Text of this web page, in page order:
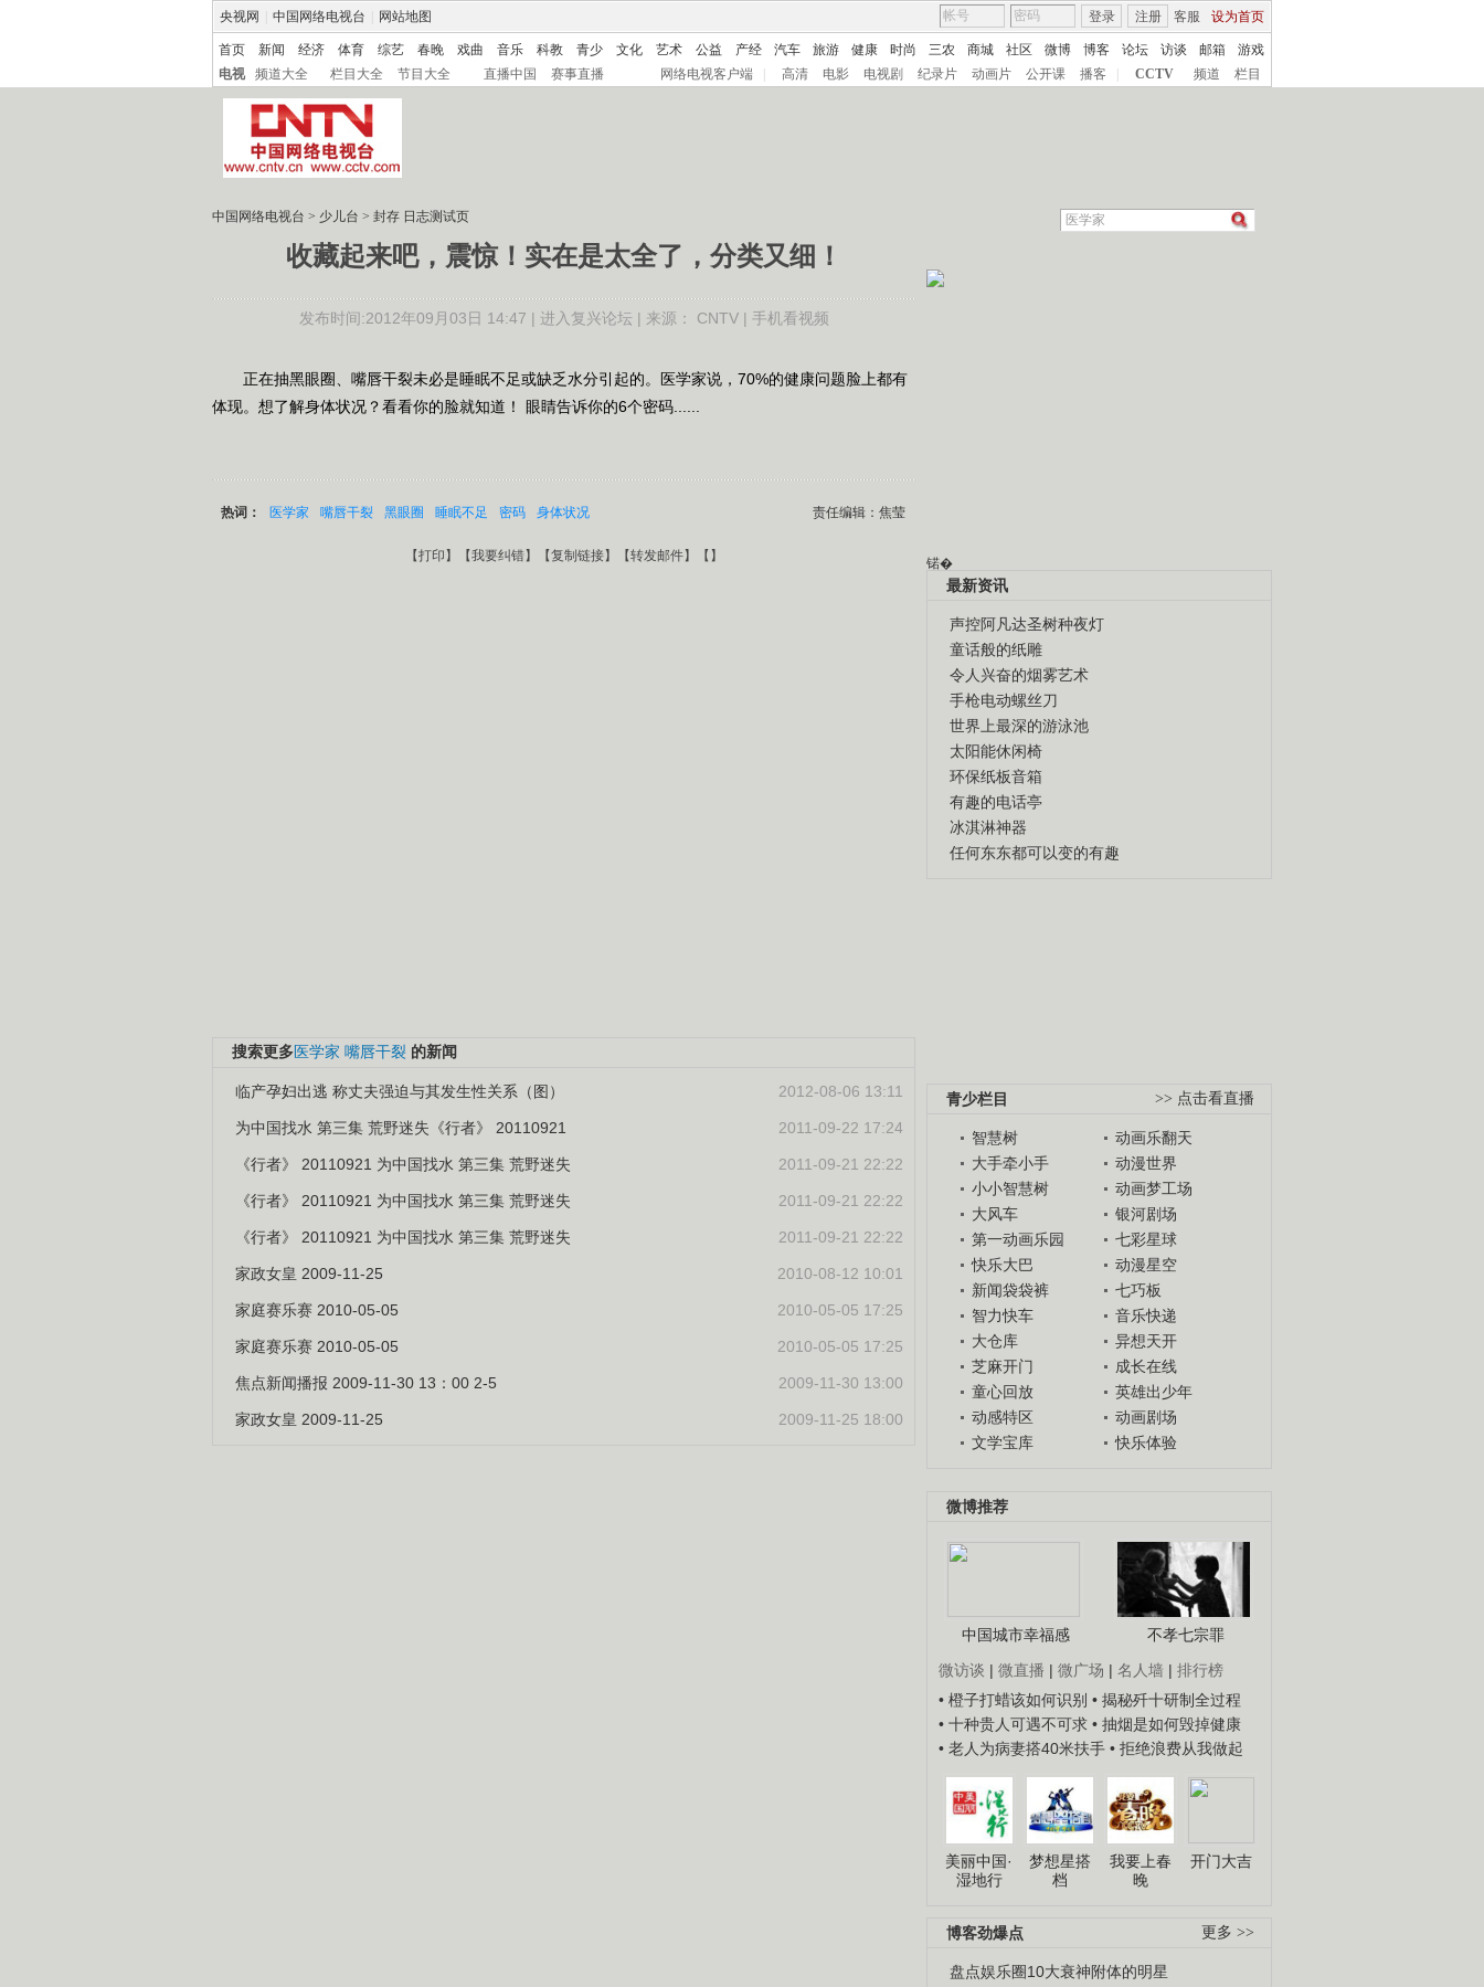
央视网 中国网络电视台 网站地图 客服 设为首页
登录 注册
首页 新闻 经济 体育 综艺 春晚 戏曲 音乐 科教 青少 文化 艺术 公益 产经 汽车 旅游 健康 时尚 三农 商城 社区 微博 博客 论坛 访谈 邮箱
游戏
电视
频道大全 栏目大全 节目大全 直播中国 赛事直播 网络电视客户端 高清 电影 电视剧 纪录片 动画片 公开课 播客 CCTV 频道 栏目
中国网络电视台 > 少儿台 > 封存 日志测试页
锘�
最新资讯
声控阿凡达圣树种夜灯
童话般的纸雕
令人兴奋的烟雾艺术
手枪电动螺丝刀
世界上最深的游泳池
太阳能休闲椅
环保纸板音箱
有趣的电话亭
冰淇淋神器
任何东东都可以变的有趣
>> 点击看直播
青少栏目
智慧树
动画乐翻天
大手牵小手
动漫世界
小小智慧树
动画梦工场
大风车
银河剧场
第一动画乐园
七彩星球
快乐大巴
动漫星空
新闻袋袋裤
七巧板
智力快车
音乐快递
大仓库
异想天开
芝麻开门
成长在线
童心回放
英雄出少年
动感特区
动画剧场
文学宝库
快乐体验
微博推荐
中国城市幸福感
不孝七宗罪
微访谈 | 微直播 | 微广场 | 名人墙 | 排行榜
• 橙子打蜡该如何识别 • 揭秘歼十研制全过程
• 十种贵人可遇不可求 • 抽烟是如何毁掉健康
• 老人为病妻搭40米扶手 • 拒绝浪费从我做起
美丽中国·
湿地行
梦想星搭
档
我要上春
晚
开门大吉
更多 >>
博客劲爆点
盘点娱乐圈10大衰神附体的明星
收藏起来吧，震惊！实在是太全了，分类又细！
发布时间:2012年09月03日 14:47 | 进入复兴论坛| 来源： CNTV| 手机看视频
正在抽黑眼圈、嘴唇干裂未必是睡眠不足或缺乏水分引起的。医学家说，70%的健康问题脸上都有
体现。想了解身体状况？看看你的脸就知道！ 眼睛告诉你的6个密码......
责任编辑：焦莹
热词： 医学家 嘴唇干裂 黑眼圈 睡眠不足 密码 身体状况
【打印 】【我要纠错】【复制链接】【转发邮件】【 】
搜索更多 医学家 嘴唇干裂 的新闻
2012-08-06 13:11
临产孕妇出逃 称丈夫强迫与其发生性关系（图）
2011-09-22 17:24
为中国找水 第三集 荒野迷失《行者》 20110921
2011-09-21 22:22
《行者》 20110921 为中国找水 第三集 荒野迷失
2011-09-21 22:22
《行者》 20110921 为中国找水 第三集 荒野迷失
2011-09-21 22:22
《行者》 20110921 为中国找水 第三集 荒野迷失
2010-08-12 10:01
家政女皇 2009-11-25
2010-05-05 17:25
家庭赛乐赛 2010-05-05
2010-05-05 17:25
家庭赛乐赛 2010-05-05
2009-11-30 13:00
焦点新闻播报 2009-11-30 13：00 2-5
2009-11-25 18:00
家政女皇 2009-11-25